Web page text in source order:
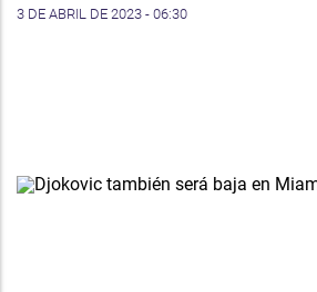
3 DE ABRIL DE 2023 - 06:30